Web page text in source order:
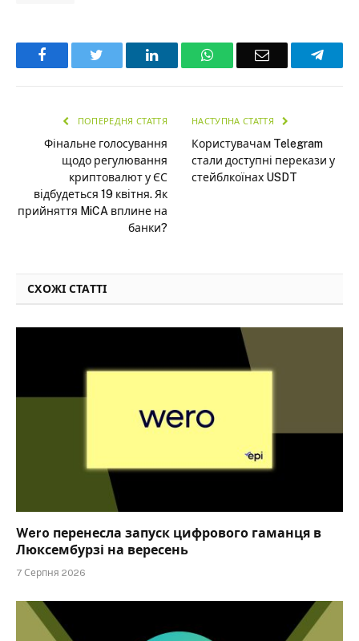
Facebook LinkedInWhatsAppEmail
ПОПЕРЕДНЯ СТАТТЯ
Фінальне голосування
щодо регулювання
криптовалют у ЄС
відбудеться 19 квітня. Як
прийняття MiCA вплине на
банки?
НАСТУПНА СТАТТЯ
Користувачам Telegram
стали доступні перекази у
стейблкоїнах USDT
СХОЖІ СТАТТІ
Wero перенесла запуск цифрового гаманця в
Люксембурзі на вересень
7 Серпня 2026